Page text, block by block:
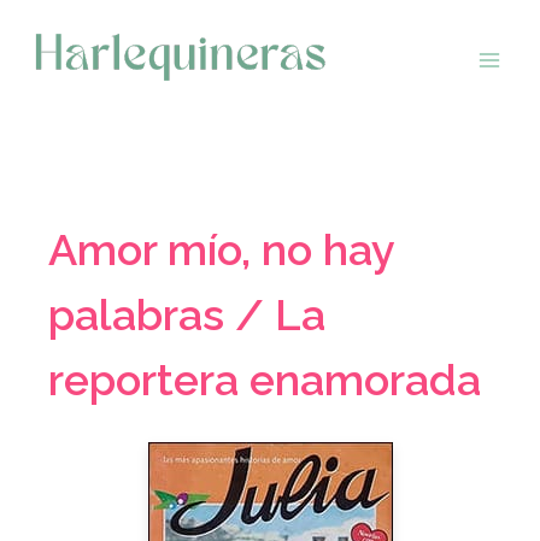
contenido
Amor mío, no hay
palabras / La
reportera enamorada